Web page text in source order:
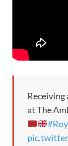
at The